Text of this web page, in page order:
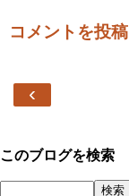
コメントを投稿
‹
このブログを検索